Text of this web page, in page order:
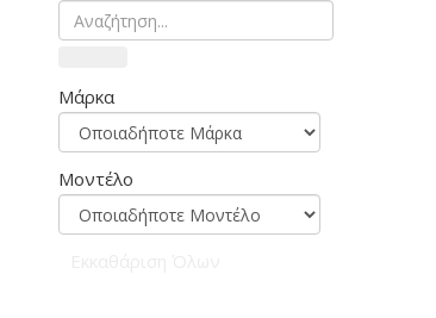
Μάρκα
Μοντέλο